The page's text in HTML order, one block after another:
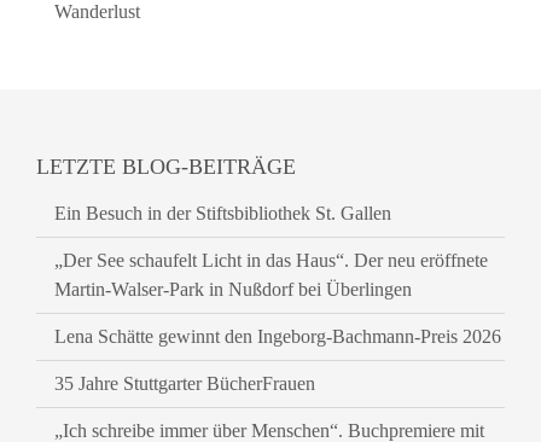
Wanderlust
LETZTE BLOG-BEITRÄGE
Ein Besuch in der Stiftsbibliothek St. Gallen
„Der See schaufelt Licht in das Haus“. Der neu eröffnete
Martin-Walser-Park in Nußdorf bei Überlingen
Lena Schätte gewinnt den Ingeborg-Bachmann-Preis 2026
35 Jahre Stuttgarter BücherFrauen
„Ich schreibe immer über Menschen“. Buchpremiere mit